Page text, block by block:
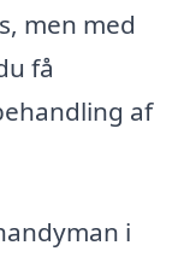
men med
få
af
i